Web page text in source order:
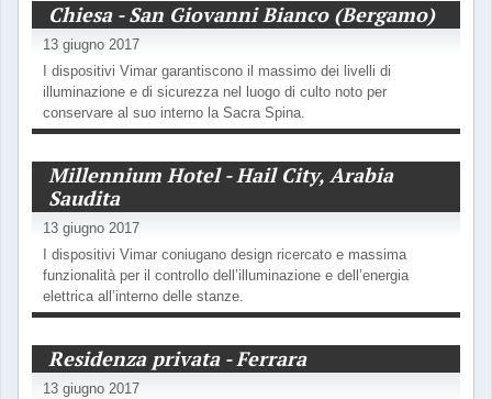
Chiesa - San Giovanni Bianco (Bergamo)
13 giugno 2017
I dispositivi Vimar garantiscono il massimo dei livelli di
illuminazione e di sicurezza nel luogo di culto noto per
conservare al suo interno la Sacra Spina.
Millennium Hotel - Hail City, Arabia
Saudita
13 giugno 2017
I dispositivi Vimar coniugano design ricercato e massima
funzionalità per il controllo dell’illuminazione e dell’energia
elettrica all’interno delle stanze.
Residenza privata - Ferrara
13 giugno 2017